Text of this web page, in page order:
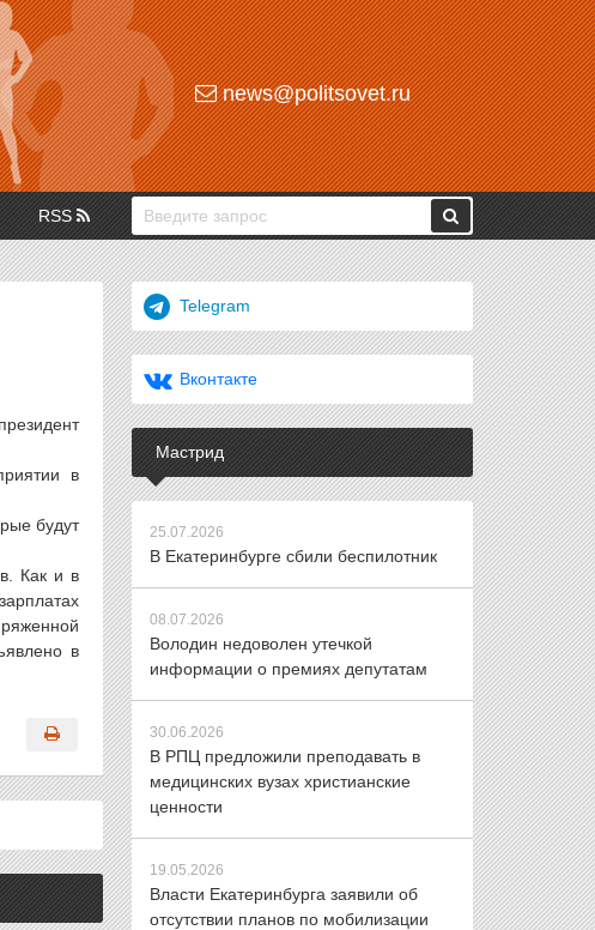
news@politsovet.ru
RSS
в
будут
Как и в
в
Telegram
Вконтакте
Мастрид
25.07.2026
В Екатеринбурге сбили беспилотник
08.07.2026
Володин недоволен утечкой
информации о премиях депутатам
30.06.2026
В РПЦ предложили преподавать в
медицинских вузах христианские
ценности
19.05.2026
Власти Екатеринбурга заявили об
отсутствии планов по мобилизации